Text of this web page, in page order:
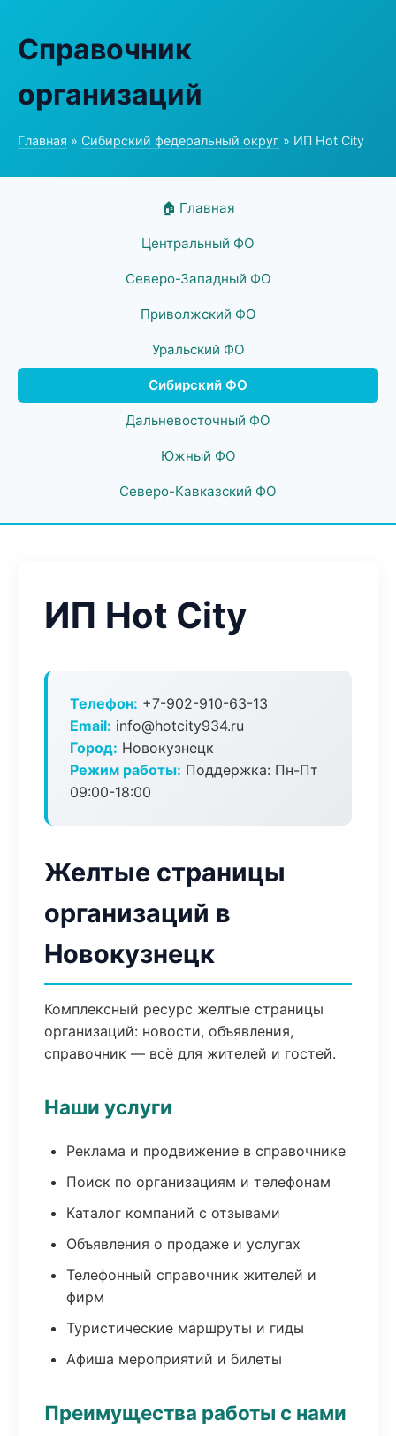
Справочник
организаций
Главная » Сибирский федеральный округ » ИП Hot City
🏠 Главная
Центральный ФО
Северо-Западный ФО
Приволжский ФО
Уральский ФО
Сибирский ФО
Дальневосточный ФО
Южный ФО
Северо-Кавказский ФО
ИП Hot City
Телефон: +7-902-910-63-13
Email: info@hotcity934.ru
Город: Новокузнецк
Режим работы: Поддержка: Пн-Пт
09:00-18:00
Желтые страницы
организаций в
Новокузнецк
Комплексный ресурс желтые страницы
организаций: новости, объявления,
справочник — всё для жителей и гостей.
Наши услуги
Реклама и продвижение в справочнике
Поиск по организациям и телефонам
Каталог компаний с отзывами
Объявления о продаже и услугах
Телефонный справочник жителей и
фирм
Туристические маршруты и гиды
Афиша мероприятий и билеты
Преимущества работы с нами